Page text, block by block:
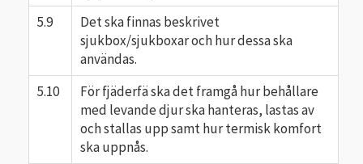
5.9
Det ska finnas beskrivet
sjukbox/sjukboxar och hur dessa ska
användas.
5.10
För fjäderfä ska det framgå hur behållare
med levande djur ska hanteras, lastas av
och stallas upp samt hur termisk komfort
ska uppnås.